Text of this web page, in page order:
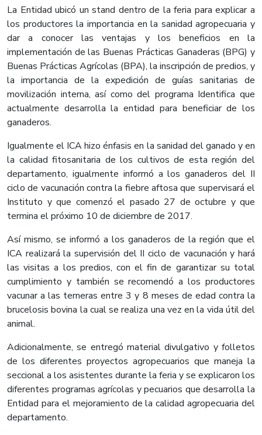
La Entidad ubicó un stand dentro de la feria para explicar a
los productores la importancia en la sanidad agropecuaria y
dar a conocer las ventajas y los beneficios en la
implementación de las Buenas Prácticas Ganaderas (BPG) y
Buenas Prácticas Agrícolas (BPA), la inscripción de predios, y
la importancia de la expedición de guías sanitarias de
movilización interna, así como del programa Identifica que
actualmente desarrolla la entidad para beneficiar de los
ganaderos.
Igualmente el ICA hizo énfasis en la sanidad del ganado y en
la calidad fitosanitaria de los cultivos de esta región del
departamento, igualmente informó a los ganaderos del II
ciclo de vacunación contra la fiebre aftosa que supervisará el
Instituto y que comenzó el pasado 27 de octubre y que
termina el próximo 10 de diciembre de 2017.
Así mismo, se informó a los ganaderos de la región que el
ICA realizará la supervisión del II ciclo de vacunación y hará
las visitas a los predios, con el fin de garantizar su total
cumplimiento y también se recomendó a los productores
vacunar a las terneras entre 3 y 8 meses de edad contra la
brucelosis bovina la cual se realiza una vez en la vida útil del
animal.​
Adicionalmente, se entregó material divulgativo y folletos
de los diferentes proyectos agropecuarios que maneja la
seccional a los asistentes durante la feria y se explicaron los
diferentes programas agrícolas y pecuarios que desarrolla la
Entidad para el mejoramiento de la calidad agropecuaria del
departamento. ​